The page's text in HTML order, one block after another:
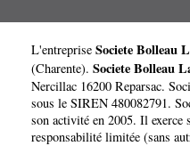
L'entreprise Societe Bolleau
(Charente). Societe Bolleau
Nercillac 16200 Reparsac.
sous le SIREN 480082791.
son activité en 2005. Il exerce
responsabilité limitée (sans